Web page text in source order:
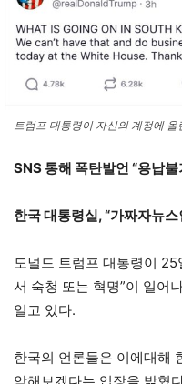
트럼프 대통령이 자신의 계정에 올
SNS 통해 폭탄발언 “용납
한국 대통령실, “가짜자뉴
도널드 트럼프 대통령이
서 숙청 또는 혁명”이 일어
일고 있다.
한국의 언론들은 이에대해